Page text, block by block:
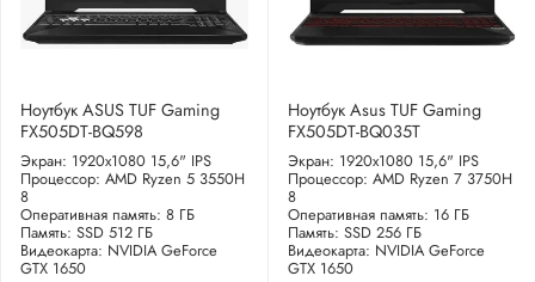
Ноутбук ASUS TUF Gaming
FX505DT-BQ598
Экран: 1920x1080 15,6" IPS
Процессор: AMD Ryzen 5 3550H
8
Оперативная память: 8 ГБ
Память: SSD 512 ГБ
Видеокарта: NVIDIA GeForce
GTX 1650
Ноутбук Asus TUF Gaming
FX505DT-BQ035T
Экран: 1920x1080 15,6" IPS
Процессор: AMD Ryzen 7 3750H
8
Оперативная память: 16 ГБ
Память: SSD 256 ГБ
Видеокарта: NVIDIA GeForce
GTX 1650